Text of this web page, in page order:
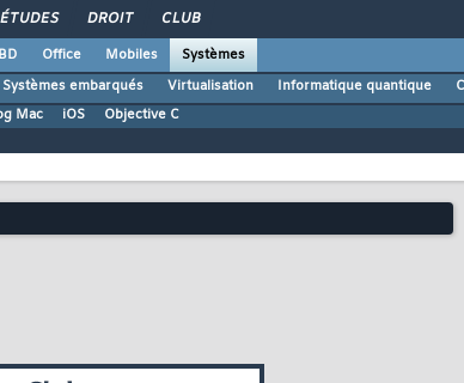
ÉTUDES DROIT CLUB
Office Mobiles
Systèmes
Systèmes embarqués Virtualisation Informatique quantique
Mac iOS Objective C